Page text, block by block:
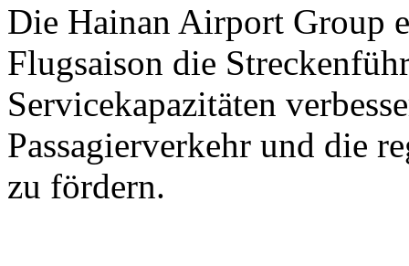
Die Hainan Airport Group
Flugsaison die
Servicekapazitäten
Passagierverkehr und die
zu fördern.